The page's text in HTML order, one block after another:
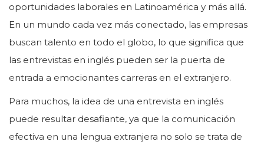
oportunidades laborales en Latinoamérica y más allá.
En un mundo cada vez más conectado, las empresas
buscan talento en todo el globo, lo que significa que
las entrevistas en inglés pueden ser la puerta de
entrada a emocionantes carreras en el extranjero.
Para muchos, la idea de una entrevista en inglés
puede resultar desafiante, ya que la comunicación
efectiva en una lengua extranjera no solo se trata de